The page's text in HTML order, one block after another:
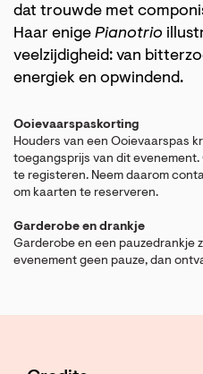
dat trouwde met
Haar enige Pianotrio
veelzijdigheid: van
energiek en opwindend.
Ooievaarspaskorting
Houders van een Ooievaarspas
toegangsprijs van dit evenement.
te registeren. Neem daarom
om kaarten te reserveren.
Garderobe en drankje
Garderobe en een pauzedrankje
evenement geen pauze, dan